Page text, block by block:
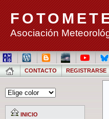
Asociación
CONTACTO REGISTRARSE
INICIO